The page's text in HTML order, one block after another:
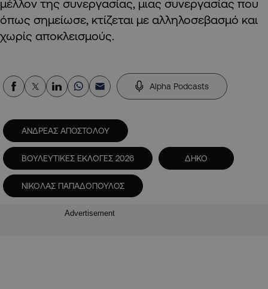
μέλλον της συνεργασίας, μιας συνεργασίας που
όπως σημείωσε, κτίζεται με αλληλοσεβασμό και
χωρίς αποκλεισμούς.
Alpha Podcasts
ΑΝΔΡΕΑΣ ΑΠΟΣΤΟΛΟΥ
ΒΟΥΛΕΥΤΙΚΕΣ ΕΚΛΟΓΕΣ 2026 ΔΗΚΟ
ΝΙΚΟΛΑΣ ΠΑΠΑΔΟΠΟΥΛΟΣ
Advertisement